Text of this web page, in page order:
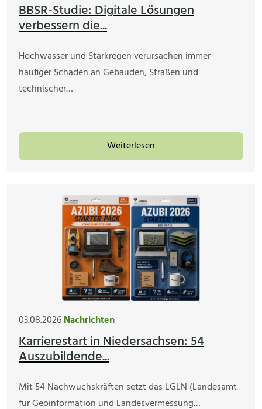
BBSR-Studie: Digitale Lösungen
verbessern die...
Hochwasser und Starkregen verursachen immer
häufiger Schäden an Gebäuden, Straßen und
technischer…
Weiterlesen
03.08.2026Nachrichten
Karrierestart in Niedersachsen: 54
Auszubildende...
Mit 54 Nachwuchskräften setzt das LGLN (Landesamt
für Geoinformation und Landesvermessung…